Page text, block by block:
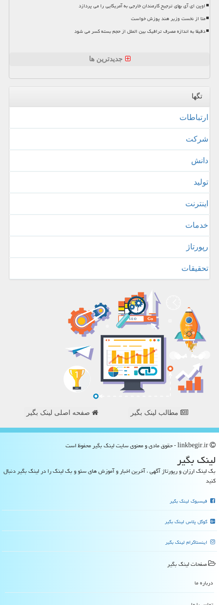
اوپن ای آی بهای ترجیح کارمندان خارجی به آمریکایی را می پردازد
متا از نخست وزیر هند پوزش خواست
دقیقا به اندازه مصرف ترافیک بین الملل از حجم بسته کسر می شود
جدیدترین ها
تگها
ارتباطات
شركت
دانش
تولید
اینترنت
خدمات
رپورتاژ
تحقیقات
مطالب لینک بگیر صفحه اصلی لینک بگیر
لینك بگیر
بک لینک ارزان و رپورتاژ آگهی ، آخرین اخبار و آموزش های سئو و بک لینک را در لینک بگیر دنبال
کنید
فیسبوک لینک بگیر
گوگل پلاس لینک بگیر
اینستاگرام لینک بگیر
صفحات لینك بگیر
درباره ما